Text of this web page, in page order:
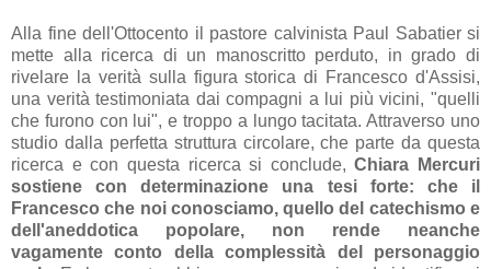
Alla fine dell'Ottocento il pastore calvinista Paul Sabatier si
mette alla ricerca di un manoscritto perduto, in grado di
rivelare la verità sulla figura storica di Francesco d'Assisi,
una verità testimoniata dai compagni a lui più vicini, "quelli
che furono con lui", e troppo a lungo tacitata. Attraverso uno
studio dalla perfetta struttura circolare, che parte da questa
ricerca e con questa ricerca si conclude,Chiara Mercuri
sostiene con determinazione una tesi forte: che il
Francesco che noi conosciamo, quello del catechismo e
dell'aneddotica popolare, non rende neanche
vagamente conto della complessità del personaggio